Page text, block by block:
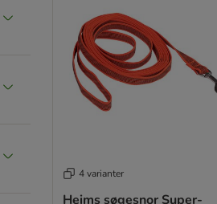
4 varianter
Heims søgesnor Super-